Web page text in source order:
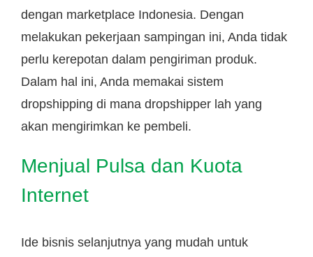
dengan marketplace Indonesia. Dengan
melakukan pekerjaan sampingan ini, Anda tidak
perlu kerepotan dalam pengiriman produk.
Dalam hal ini, Anda memakai sistem
dropshipping di mana dropshipper lah yang
akan mengirimkan ke pembeli.
Menjual Pulsa dan Kuota
Internet
Ide bisnis selanjutnya yang mudah untuk